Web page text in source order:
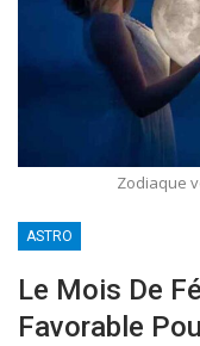
Zodiaque
ASTRO
Le Mois De
Favorable